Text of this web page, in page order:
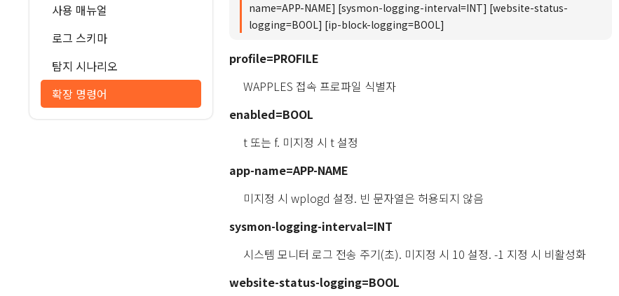
사용 매뉴얼
로그 스키마
탐지 시나리오
확장 명령어
name=APP-NAME] [sysmon-logging-interval=INT] [website-status-
logging=BOOL] [ip-block-logging=BOOL]
profile=PROFILE
WAPPLES 접속 프로파일 식별자
enabled=BOOL
t 또는 f. 미지정 시 t 설정
app-name=APP-NAME
미지정 시 wplogd 설정. 빈 문자열은 허용되지 않음
sysmon-logging-interval=INT
시스템 모니터 로그 전송 주기(초). 미지정 시 10 설정. -1 지정 시 비활성화
website-status-logging=BOOL